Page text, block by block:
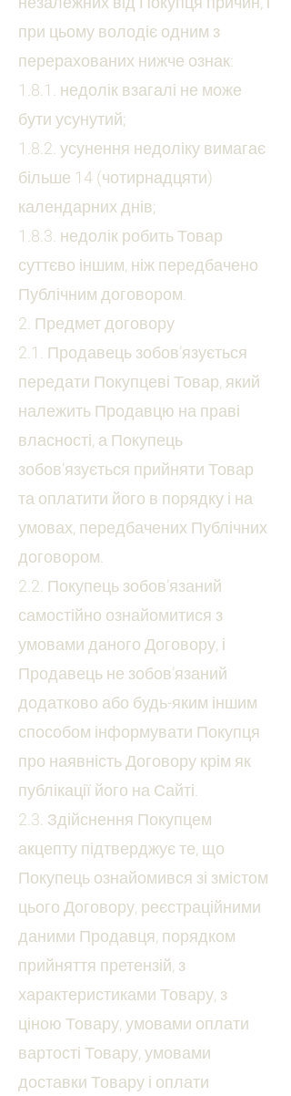
при цьому володіє одним з
перерахованих нижче ознак:
1.8.1. недолік взагалі не може
бути усунутий;
1.8.2. усунення недоліку вимагає
більше 14 (чотирнадцяти)
календарних днів;
1.8.3. недолік робить Товар
суттєво іншим, ніж передбачено
Публічним договором.
2. Предмет договору
2.1. Продавець зобов’язується
передати Покупцеві Товар, який
належить Продавцю на праві
власності, а Покупець
зобов’язується прийняти Товар
та оплатити його в порядку і на
умовах, передбачених Публічних
договором.
2.2. Покупець зобов’язаний
самостійно ознайомитися з
умовами даного Договору, і
Продавець не зобов’язаний
додатково або будь-яким іншим
способом інформувати Покупця
про наявність Договору крім як
публікації його на Сайті.
2.3. Здійснення Покупцем
акцепту підтверджує те, що
Покупець ознайомився зі змістом
цього Договору, реєстраційними
даними Продавця, порядком
прийняття претензій, з
характеристиками Товару, з
ціною Товару, умовами оплати
вартості Товару, умовами
доставки Товару і оплати